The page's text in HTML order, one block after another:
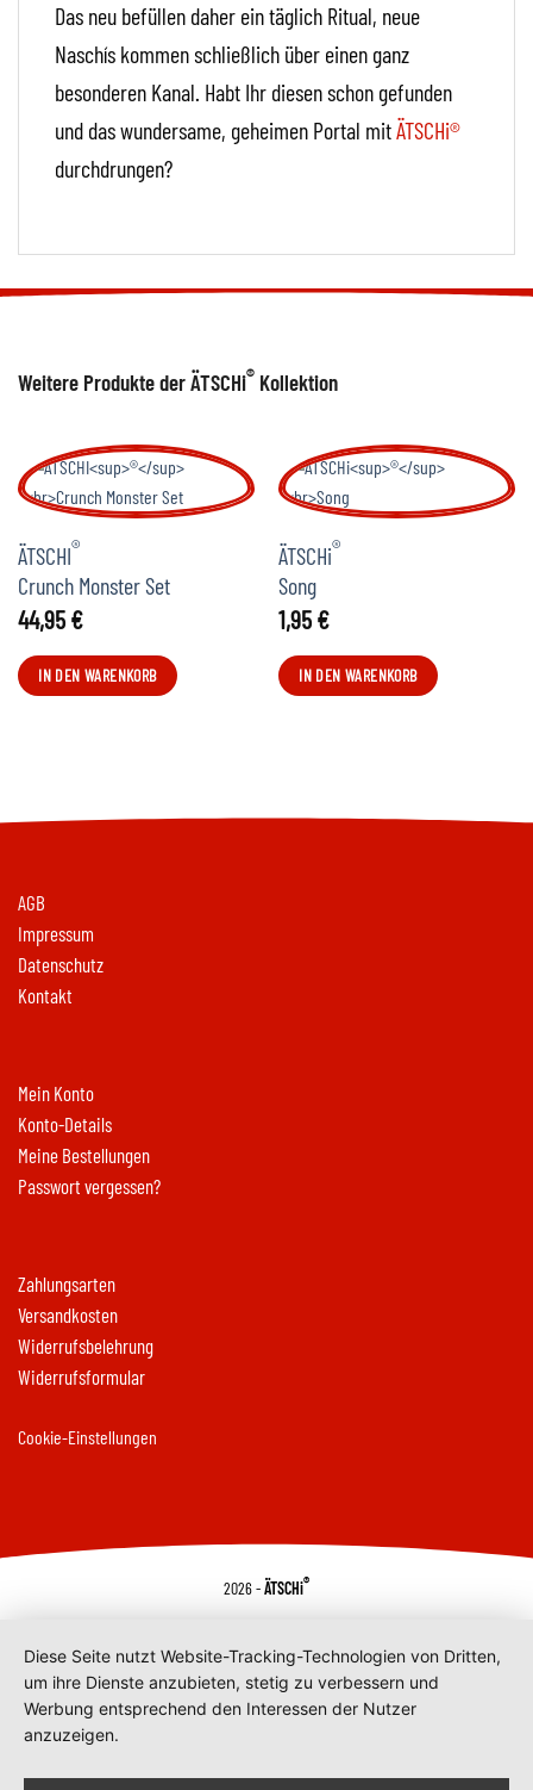
Das neu befüllen daher ein täglich Ritual, neue
Naschís kommen schließlich über einen ganz
besonderen Kanal. Habt Ihr diesen schon gefunden
und das wundersame, geheimen Portal mitÄTSCHi®
durchdrungen?
Weitere Produkte der ÄTSCHi® Kollektion
ÄTSCHI®
Crunch Monster Set
44,95€
IN DEN WARENKORB
ÄTSCHi®
Song
1,95€
IN DEN WARENKORB
AGB
Impressum
Datenschutz
Kontakt
Mein Konto
Konto-Details
Meine Bestellungen
Passwort vergessen?
Zahlungsarten
Versandkosten
Widerrufsbelehrung
Widerrufsformular
Cookie-Einstellungen
2026 -ÄTSCHi®
Diese Seite nutzt Website-Tracking-Technologien von Dritten,
um ihre Dienste anzubieten, stetig zu verbessern und
Werbung entsprechend den Interessen der Nutzer
anzuzeigen.